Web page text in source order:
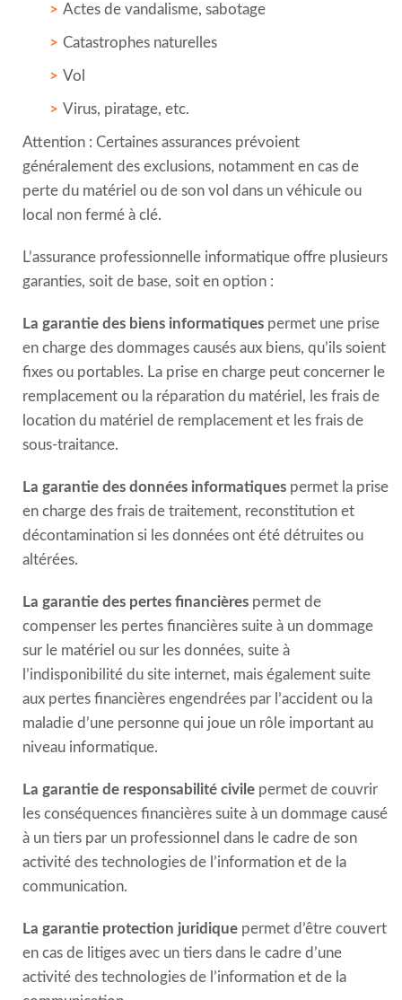
Actes de vandalisme, sabotage
Catastrophes naturelles
Vol
Virus, piratage, etc.
Attention : Certaines assurances prévoient
généralement des exclusions, notamment en cas de
perte du matériel ou de son vol dans un véhicule ou
local non fermé à clé.
L’assurance professionnelle informatique offre plusieurs
garanties, soit de base, soit en option :
La garantie des biens informatiques permet une prise
en charge des dommages causés aux biens, qu’ils soient
fixes ou portables. La prise en charge peut concerner le
remplacement ou la réparation du matériel, les frais de
location du matériel de remplacement et les frais de
sous-traitance.
La garantie des données informatiques permet la prise
en charge des frais de traitement, reconstitution et
décontamination si les données ont été détruites ou
altérées.
La garantie des pertes financières permet de
compenser les pertes financières suite à un dommage
sur le matériel ou sur les données, suite à
l’indisponibilité du site internet, mais également suite
aux pertes financières engendrées par l’accident ou la
maladie d’une personne qui joue un rôle important au
niveau informatique.
La garantie de responsabilité civile permet de couvrir
les conséquences financières suite à un dommage causé
à un tiers par un professionnel dans le cadre de son
activité des technologies de l’information et de la
communication.
La garantie protection juridique permet d’être couvert
en cas de litiges avec un tiers dans le cadre d’une
activité des technologies de l’information et de la